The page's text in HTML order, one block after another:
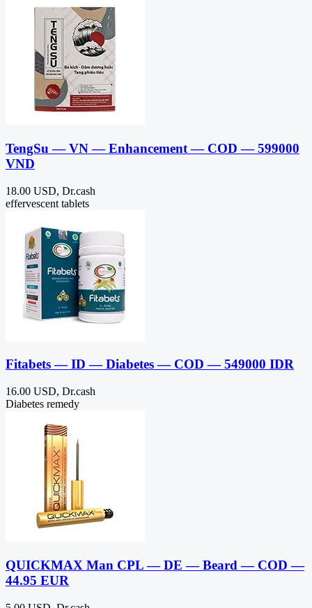
TengSu — VN — Enhancement — COD — 599000
VND
18.00 USD, Dr.cash
effervescent tablets
Fitabets — ID — Diabetes — COD — 549000 IDR
16.00 USD, Dr.cash
Diabetes remedy
QUICKMAX Man CPL — DE — Beard — COD —
44.95 EUR